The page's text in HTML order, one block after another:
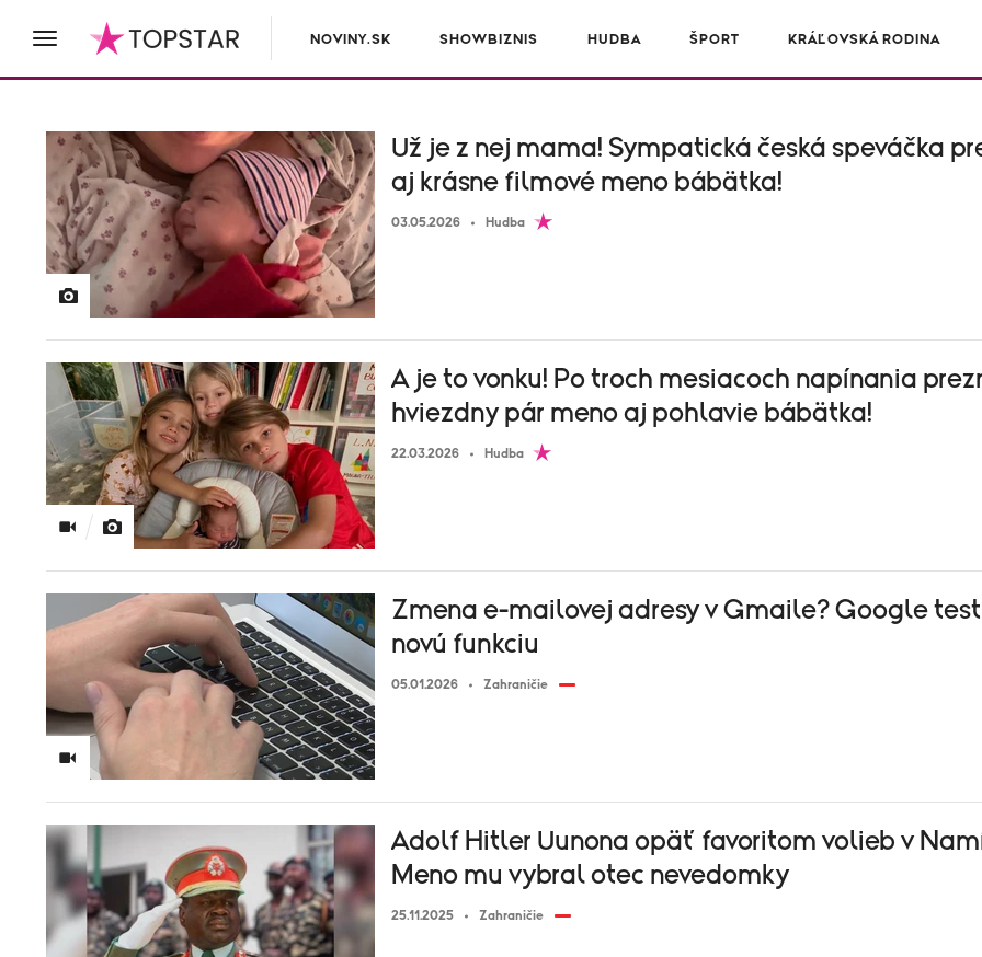
NOVINY.SK SHOWBIZNIS HUDBA ŠPORT KRÁĽOVSKÁ RODINA
Už je z nej mama! Sympatická česká speváčka
aj krásne filmové meno bábätka!
03.05.2026 Hudba
A je to vonku! Po troch mesiacoch napínania
hviezdny pár meno aj pohlavie bábätka!
22.03.2026 Hudba
Zmena e-mailovej adresy v Gmaile? Google
novú funkciu
05.01.2026 Zahraničie
Adolf Hitler Uunona opäť favoritom volieb v
Meno mu vybral otec nevedomky
25.11.2025 Zahraničie